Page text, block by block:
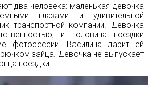
два человека: маленькая девочка
глазами и удивительной
транспортной компании. Девочка
и половина поездки
фотосессии. Василина дарит ей
зайца. Девочка не выпускает
поездки.